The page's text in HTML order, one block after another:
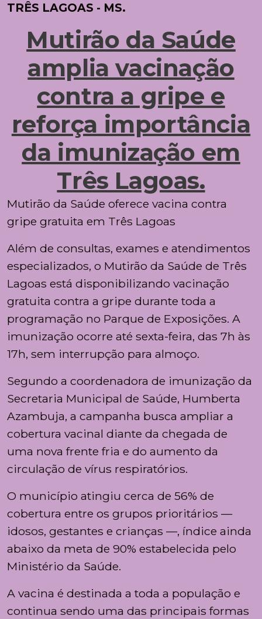
TRÊS LAGOAS - MS.
Mutirão da Saúde
amplia vacinação
contra a gripe e
reforça importância
da imunização em
Três Lagoas.
Mutirão da Saúde oferece vacina contra
gripe gratuita em Três Lagoas
Além de consultas, exames e atendimentos
especializados, o Mutirão da Saúde de Três
Lagoas está disponibilizando vacinação
gratuita contra a gripe durante toda a
programação no Parque de Exposições. A
imunização ocorre até sexta-feira, das 7h às
17h, sem interrupção para almoço.
Segundo a coordenadora de imunização da
Secretaria Municipal de Saúde, Humberta
Azambuja, a campanha busca ampliar a
cobertura vacinal diante da chegada de
uma nova frente fria e do aumento da
circulação de vírus respiratórios.
O município atingiu cerca de 56% de
cobertura entre os grupos prioritários —
idosos, gestantes e crianças —, índice ainda
abaixo da meta de 90% estabelecida pelo
Ministério da Saúde.
A vacina é destinada a toda a população e
continua sendo uma das principais formas